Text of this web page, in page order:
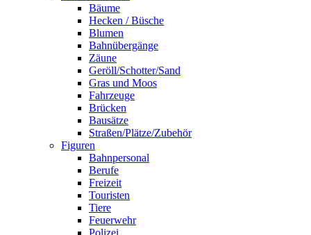
Bäume
Hecken / Büsche
Blumen
Bahnübergänge
Zäune
Geröll/Schotter/Sand
Gras und Moos
Fahrzeuge
Brücken
Bausätze
Straßen/Plätze/Zubehör
Figuren
Bahnpersonal
Berufe
Freizeit
Touristen
Tiere
Feuerwehr
Polizei